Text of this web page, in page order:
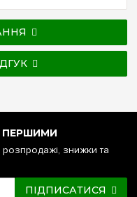
ПЕРШИМИ
розпродажі, знижки та
ПІДПИСАТИСЯ